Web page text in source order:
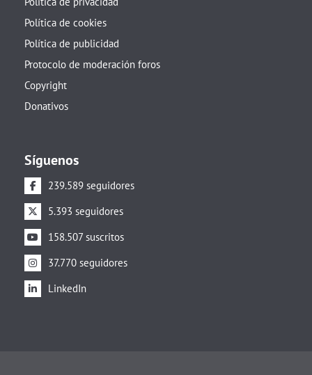
Política de cookies
Política de publicidad
Protocolo de moderación foros
Copyright
Donativos
Síguenos
239.589 seguidores
5.393 seguidores
158.507 suscritos
37.770 seguidores
LinkedIn